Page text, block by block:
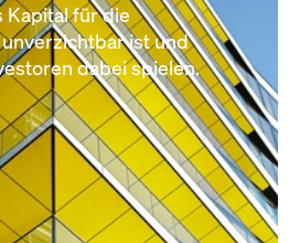
Kapital für die
ist und
dabei spielen.